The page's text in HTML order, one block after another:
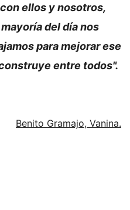
ellos y nosotros,
del día nos
para mejorar ese
entre todos".
Benito Gramajo, Vanina.